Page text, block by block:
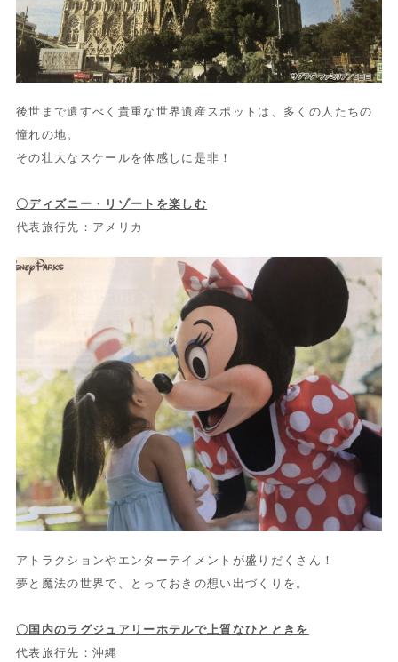
後世まで遺すべく貴重な世界遺産スポットは、多くの人たちの
憧れの地。
その壮大なスケールを体感しに是非！
〇ディズニー・リゾートを楽しむ
代表旅行先：アメリカ
アトラクションやエンターテイメントが盛りだくさん！
夢と魔法の世界で、とっておきの想い出づくりを。
〇国内のラグジュアリーホテルで上質なひとときを
代表旅行先：沖縄